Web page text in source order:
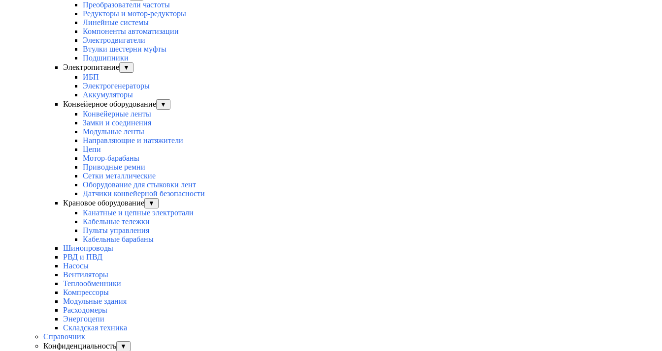
Преобразователи частоты
Редукторы и мотор-редукторы
Линейные системы
Компоненты автоматизации
Электродвигатели
Втулки шестерни муфты
Подшипники
Электропитание
▼
ИБП
Электрогенераторы
Аккумуляторы
Конвейерное оборудование
▼
Конвейерные ленты
Замки и соединения
Модульные ленты
Направляющие и натяжители
Цепи
Мотор-барабаны
Приводные ремни
Сетки металлические
Оборудование для стыковки лент
Датчики конвейерной безопасности
Крановое оборудование
▼
Канатные и цепные электротали
Кабельные тележки
Пульты управления
Кабельные барабаны
Шинопроводы
РВД и ПВД
Насосы
Вентиляторы
Теплообменники
Компрессоры
Модульные здания
Расходомеры
Энергоцепи
Складская техника
Справочник
Конфиденциальность
▼